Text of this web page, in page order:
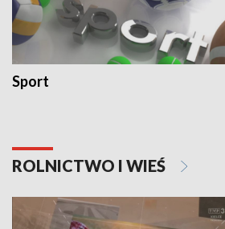
Sport
ROLNICTWO I WIEŚ